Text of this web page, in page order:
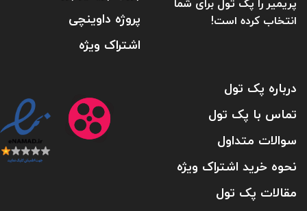
انتخاب کرده است!
پروژه داوینچی
اشتراک ویژه
درباره پک تول
تماس با پک تول
سوالات متداول
نحوه خرید اشتراک ویژه
مقالات پک تول